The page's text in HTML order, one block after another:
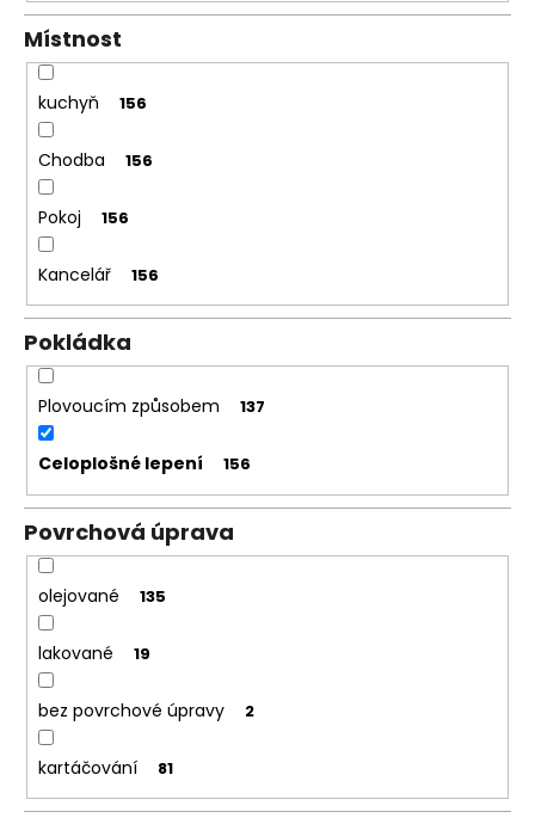
Místnost
kuchyň 156
Chodba 156
Pokoj 156
Kancelář 156
Pokládka
Plovoucím způsobem 137
Celoplošné lepení 156
Povrchová úprava
olejované 135
lakované 19
bez povrchové úpravy 2
kartáčování 81
a
m
e
TROJVRSTVOVÁ
DREVENÁ
PODLAHA
DUB
RUSTICO
190
69,31
Pôvodne:
74,30
€